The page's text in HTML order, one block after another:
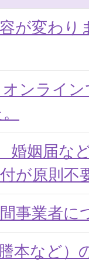
が変わり
ンライ
婚姻届な
が原則不
事業者に
本など）